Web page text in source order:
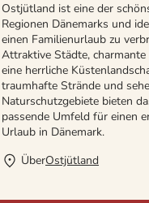
Ostjütland ist eine der
Regionen Dänemarks und
einen Familienurlaub zu
Attraktive Städte, charmante
eine herrliche
traumhafte Strände und
Naturschutzgebiete bieten
passende Umfeld für einen
Urlaub in Dänemark.
ÜberOstjütland